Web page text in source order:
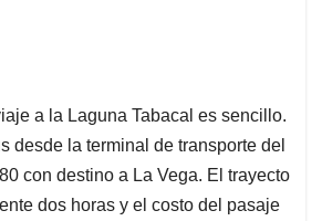
a la Laguna Tabacal es sencillo.
desde la terminal de transporte del
con destino a La Vega. El trayecto
dos horas y el costo del pasaje